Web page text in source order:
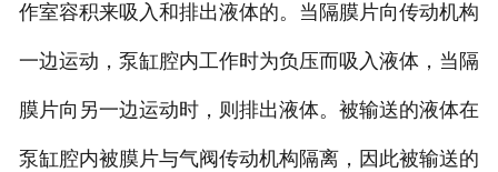
作室容积来吸入和排出液体的。当隔膜片向传动机构
一边运动，泵缸腔内工作时为负压而吸入液体，当隔
膜片向另一边运动时，则排出液体。被输送的液体在
泵缸腔内被膜片与气阀传动机构隔离，因此被输送的